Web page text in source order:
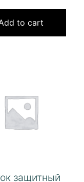
to cart
защитный